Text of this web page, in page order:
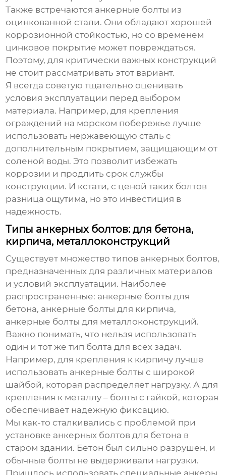
Также встречаются анкерные болты из
оцинкованной стали. Они обладают хорошей
коррозионной стойкостью, но со временем
цинковое покрытие может повреждаться.
Поэтому, для критически важных конструкций
не стоит рассматривать этот вариант.
Я всегда советую тщательно оценивать
условия эксплуатации перед выбором
материала. Например, для крепления
ограждений на морском побережье лучше
использовать нержавеющую сталь с
дополнительным покрытием, защищающим от
соленой воды. Это позволит избежать
коррозии и продлить срок службы
конструкции. И кстати, с ценой таких болтов
разница ощутима, но это инвестиция в
надежность.
Типы анкерных болтов: для бетона,
кирпича, металлоконструкций
Существует множество типов анкерных болтов,
предназначенных для различных материалов
и условий эксплуатации. Наиболее
распространенные: анкерные болты для
бетона, анкерные болты для кирпича,
анкерные болты для металлоконструкций.
Важно понимать, что нельзя использовать
один и тот же тип болта для всех задач.
Например, для крепления к кирпичу лучше
использовать анкерные болты с широкой
шайбой, которая распределяет нагрузку. А для
крепления к металлу – болты с гайкой, которая
обеспечивает надежную фиксацию.
Мы как-то сталкивались с проблемой при
установке анкерных болтов для бетона в
старом здании. Бетон был сильно разрушен, и
обычные болты не выдерживали нагрузки.
Пришлось использовать специальные анкеры,